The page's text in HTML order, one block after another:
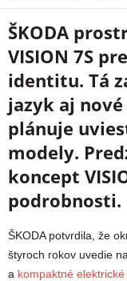
ŠKODA
VISION 7S
identitu. Tá
jazyk aj
plánuje
modely.
koncept
podrobnosti.
ŠKODA potvrdila, že o
štyroch rokov uvedie
a kompaktné elektrické